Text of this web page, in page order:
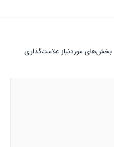
بخش‌های موردنیاز علامت‌گذاری